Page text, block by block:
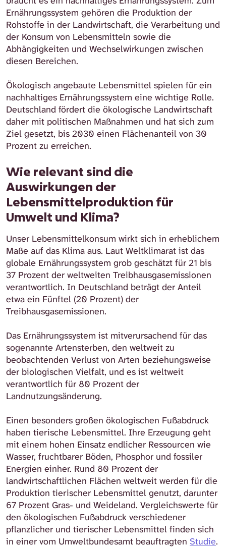
Ernährungssystem gehören die Produktion der
Rohstoffe in der Landwirtschaft, die Verarbeitung und
der Konsum von Lebensmitteln sowie die
Abhängigkeiten und Wechselwirkungen zwischen
diesen Bereichen.
Ökologisch angebaute Lebensmittel spielen für ein
nachhaltiges Ernährungssystem eine wichtige Rolle.
Deutschland fördert die ökologische Landwirtschaft
daher mit politischen Maßnahmen und hat sich zum
Ziel gesetzt, bis 2030 einen Flächenanteil von 30
Prozent zu erreichen.
Wie relevant sind die
Auswirkungen der
Lebensmittelproduktion für
Umwelt und Klima?
Unser Lebensmittelkonsum wirkt sich in erheblichem
Maße auf das Klima aus. Laut Weltklimarat ist das
globale Ernährungssystem grob geschätzt für 21 bis
37 Prozent der weltweiten Treibhausgasemissionen
verantwortlich. In Deutschland beträgt der Anteil
etwa ein Fünftel (20 Prozent) der
Treibhausgasemissionen.
Das Ernährungssystem ist mitverursachend für das
sogenannte Artensterben, den weltweit zu
beobachtenden Verlust von Arten beziehungsweise
der biologischen Vielfalt, und es ist weltweit
verantwortlich für 80 Prozent der
Landnutzungsänderung.
Einen besonders großen ökologischen Fußabdruck
haben tierische Lebensmittel. Ihre Erzeugung geht
mit einem hohen Einsatz endlicher Ressourcen wie
Wasser, fruchtbarer Böden, Phosphor und fossiler
Energien einher. Rund 80 Prozent der
landwirtschaftlichen Flächen weltweit werden für die
Produktion tierischer Lebensmittel genutzt, darunter
67 Prozent Gras- und Weideland. Vergleichswerte für
den ökologischen Fußabdruck verschiedener
pflanzlicher und tierischer Lebensmittel finden sich
in einer vom Umweltbundesamt beauftragten Studie.